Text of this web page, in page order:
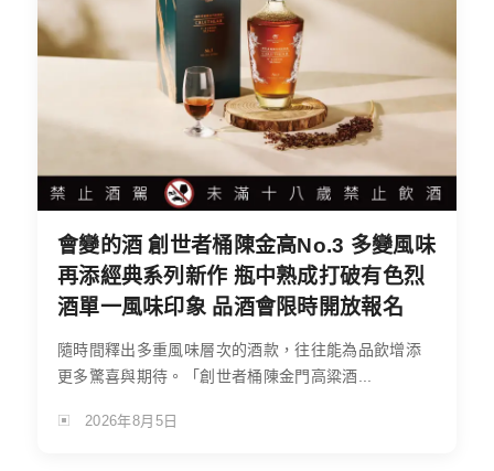
會變的酒 創世者桶陳金高No.3 多變風味
再添經典系列新作 瓶中熟成打破有色烈
酒單一風味印象 品酒會限時開放報名
隨時間釋出多重風味層次的酒款，往往能為品飲增添
更多驚喜與期待。「創世者桶陳金門高粱酒...
2026年8月5日